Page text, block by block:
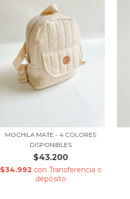
MOCHILA MATE - 4 COLORES
DISPONIBLES
$43.200
$34.992 con Transferencia o
depósito